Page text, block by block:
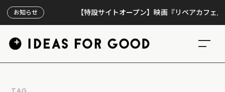
お知らせ 【特設サイトオープン】映画『リペアカフェ』、上
TAG